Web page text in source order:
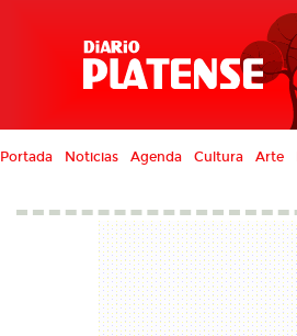
Portada Noticias Agenda Cultura Arte